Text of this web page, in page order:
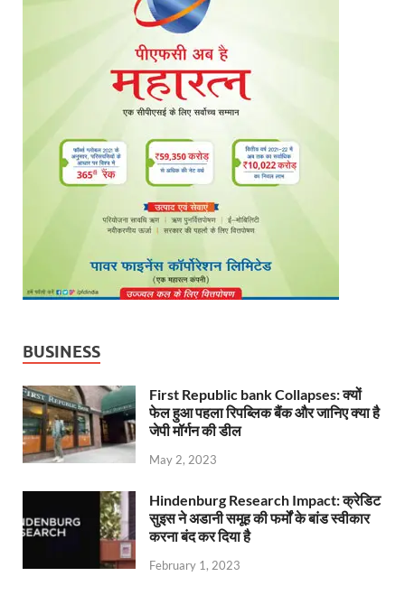
BUSINESS
First Republic bank Collapses: क्यों
फेल हुआ पहला रिपब्लिक बैंक और जानिए क्या है
जेपी मॉर्गन की डील
May 2, 2023
Hindenburg Research Impact: क्रेडिट
सुइस ने अडानी समूह की फर्मों के बांड स्वीकार
करना बंद कर दिया है
February 1, 2023